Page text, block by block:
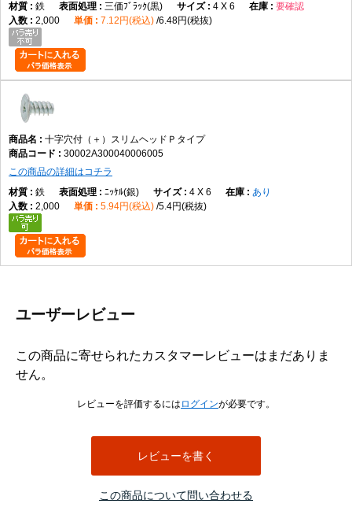
この商品について問い合わせる
鉄
三価ﾌﾞﾗｯｸ(黒) 4 X 6
要確認
2,000
7.12円(税込) 6.48円(税抜)
十字穴付（＋）スリムヘッドＰタイプ
30002A300040006005
この商品の詳細はコチラ
鉄
ﾆｯｹﾙ(銀) 4 X 6
あり
2,000
5.94円(税込) 5.4円(税抜)
ユーザーレビュー
この商品に寄せられたカスタマーレビューはまだありま
せん。
レビューを評価するには ログインが必要です。
レビューを書く